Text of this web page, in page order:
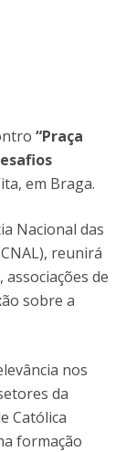
“Praça
em Braga.
Nacional das
reunirá
de
sobre a
nos
da
Católica
formação